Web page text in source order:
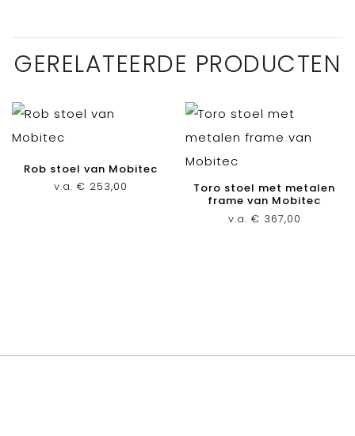
GERELATEERDE PRODUCTEN
Rob stoel van Mobitec
v.a. € 253,00
Toro stoel met metalen
frame van Mobitec
v.a. € 367,00